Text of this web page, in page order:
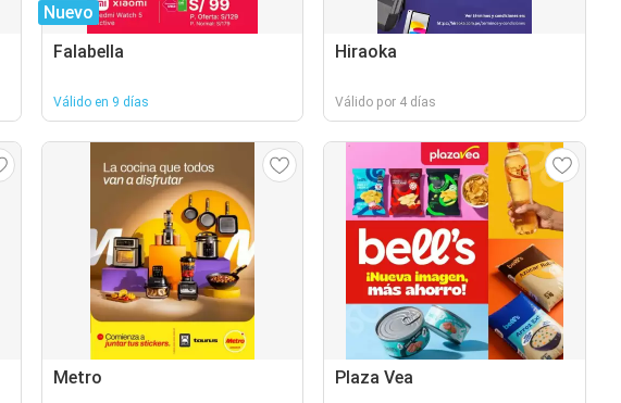
Nuevo
Falabella
Válido en 9 días
Hiraoka
Válido por 4 días
Metro Plaza Vea